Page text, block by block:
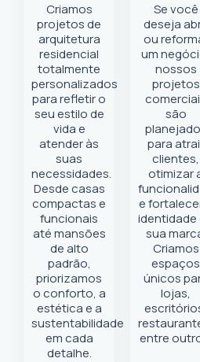
Criamos
projetos de
arquitetura
residencial
totalmente
personalizados
para refletir o
seu estilo de
vida e
atender às
suas
necessidades.
Desde casas
compactas e
funcionais
até mansões
de alto
padrão,
priorizamos
o conforto, a
estética e a
sustentabilidade
em cada
detalhe.
Se você
deseja
ou
um
nossos
projetos
são
para
clientes,
otimizar
e
identidade
sua
Criamos
espaços
únicos
lojas,
entre